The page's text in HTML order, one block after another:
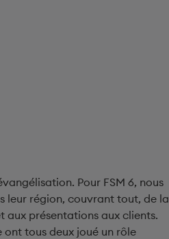
Pour FSM 6, nous
leur région, couvrant tout, de la
présentations aux clients.
tous deux joué un rôle